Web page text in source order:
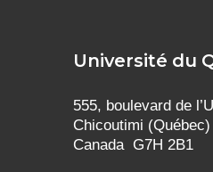
Université du
555, boulevard de
Chicoutimi (Québec)
Canada G7H 2B1